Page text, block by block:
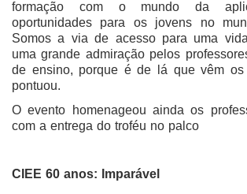
formação com o mundo da
oportunidades para os jovens no
Somos a via de acesso para uma
uma grande admiração pelos
de ensino, porque é de lá que vêm os
pontuou.
O evento homenageou ainda os
com a entrega do troféu no palco
CIEE 60 anos: Imparável